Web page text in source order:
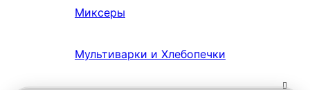
Миксеры
Мультиварки и Хлебопечки